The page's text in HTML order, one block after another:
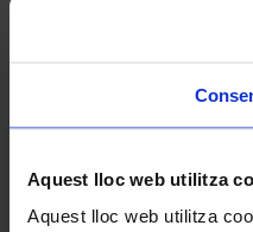
Aquest lloc web utilitza
Aquest lloc web utilitza